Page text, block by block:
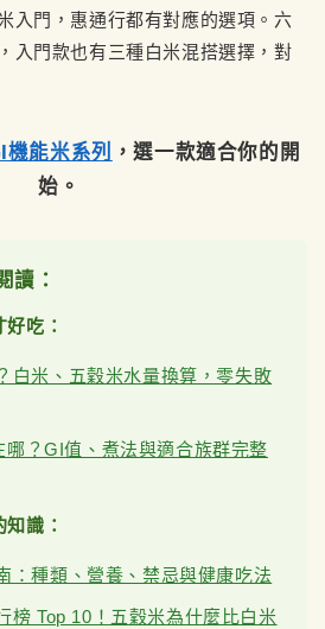
入門，惠通行都有對應的選項。六
入門款也有三種白米混搭選擇，對
能米系列
，選一款適合你的開
始。
讀：
吃：
白米、五穀米水量換算，零失敗
？GI值、煮法與適合族群完整
識：
：種類、營養、禁忌與健康吃法
榜 Top 10！五穀米為什麼比白米